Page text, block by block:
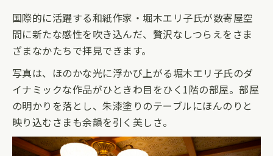
国際的に活躍する和紙作家・堀木エリ子氏が数寄屋空
間に新たな感性を吹き込んだ、贅沢なしつらえをさま
ざまなかたちで拝見できます。
写真は、ほのかな光に浮かび上がる堀木エリ子氏のダ
イナミックな作品がひときわ目をひく1階の部屋。部屋
の明かりを落とし、朱漆塗りのテーブルにほんのりと
映り込むさまも余韻を引く美しさ。